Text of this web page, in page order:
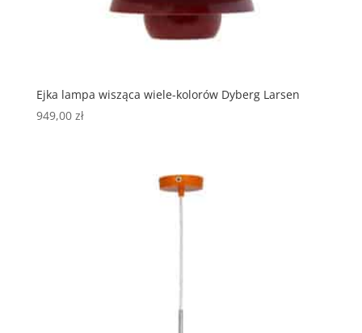
Ejka lampa wisząca wiele-kolorów Dyberg Larsen
949,00 zł